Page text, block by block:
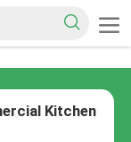
Kitchen